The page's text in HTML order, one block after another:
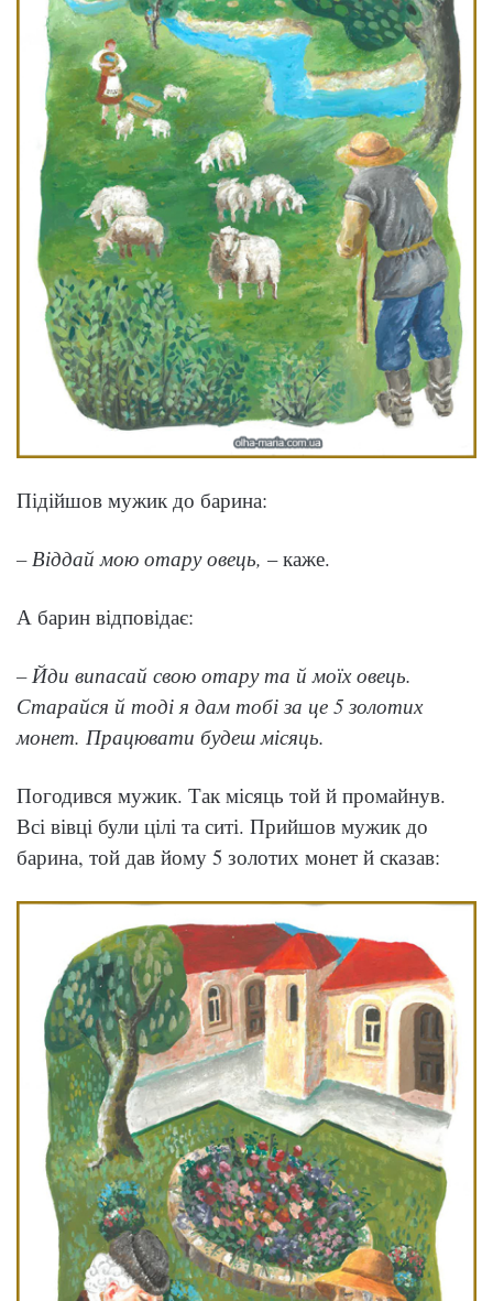
Підійшов мужик до барина:
– Віддай мою отару овець, – каже.
А барин відповідає:
– Йди випасай свою отару та й моїх овець.
Старайся й тоді я дам тобі за це 5 золотих
монет. Працювати будеш місяць.
Погодився мужик. Так місяць той й промайнув.
Всі вівці були цілі та ситі. Прийшов мужик до
барина, той дав йому 5 золотих монет й сказав: